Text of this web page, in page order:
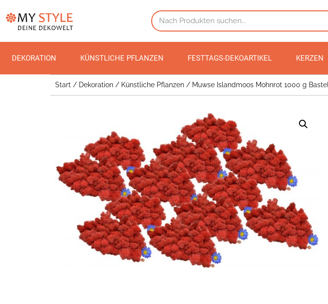
DEKORATION KÜNSTLICHE PFLANZEN FESTTAGS-DEKOARTIKEL KERZEN
Start / Dekoration / Künstliche Pflanzen / Muwse Islandmoos Mohnrot 1000 g